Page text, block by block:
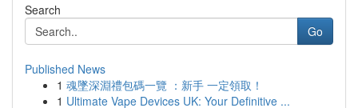
Search
Go
Published News
1 魂墜深淵禮包碼一覽 ：新手 一定領取！
1 Ultimate Vape Devices UK: Your Definitive ...